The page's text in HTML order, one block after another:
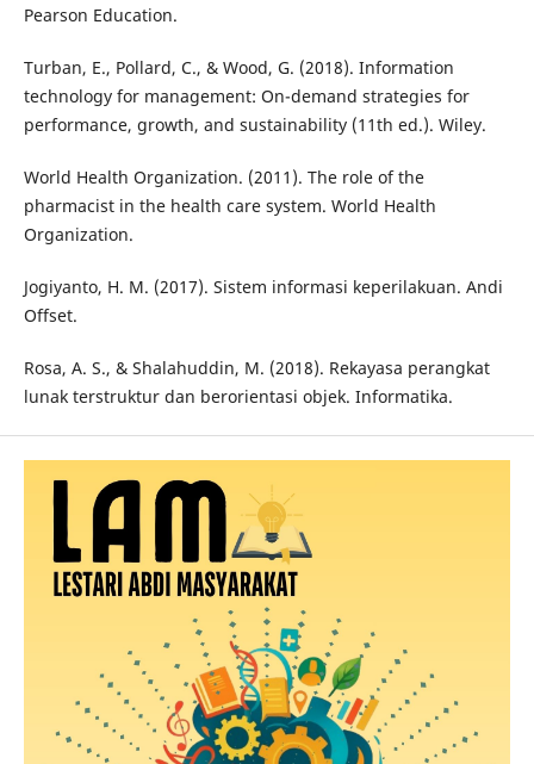
Pearson Education.
Turban, E., Pollard, C., & Wood, G. (2018). Information
technology for management: On-demand strategies for
performance, growth, and sustainability (11th ed.). Wiley.
World Health Organization. (2011). The role of the
pharmacist in the health care system. World Health
Organization.
Jogiyanto, H. M. (2017). Sistem informasi keperilakuan. Andi
Offset.
Rosa, A. S., & Shalahuddin, M. (2018). Rekayasa perangkat
lunak terstruktur dan berorientasi objek. Informatika.